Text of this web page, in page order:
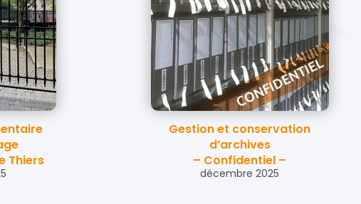
Thiers
Gestion et conservation
d’archives
– Confidentiel –
décembre 2025